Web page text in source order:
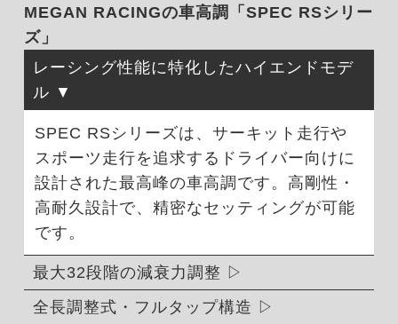
MEGAN RACINGの車高調「SPEC RSシリー
ズ」
レーシング性能に特化したハイエンドモデ
ル
SPEC RSシリーズは、サーキット走行や
スポーツ走行を追求するドライバー向けに
設計された最高峰の車高調です。高剛性・
高耐久設計で、精密なセッティングが可能
です。
最大32段階の減衰力調整
全長調整式・フルタップ構造